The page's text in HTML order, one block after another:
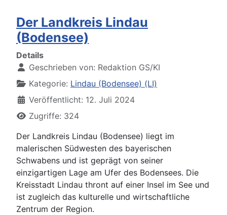
Der Landkreis Lindau
(Bodensee)
Details
Geschrieben von: Redaktion GS/KI
Kategorie: Lindau (Bodensee) (LI)
Veröffentlicht: 12. Juli 2024
Zugriffe: 324
Der Landkreis Lindau (Bodensee) liegt im
malerischen Südwesten des bayerischen
Schwabens und ist geprägt von seiner
einzigartigen Lage am Ufer des Bodensees. Die
Kreisstadt Lindau thront auf einer Insel im See und
ist zugleich das kulturelle und wirtschaftliche
Zentrum der Region.